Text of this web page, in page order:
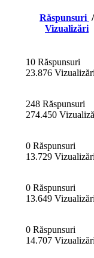
Răspunsuri /
Vizualizări
10 Răspunsuri
23.876 Vizualizări
248 Răspunsuri
274.450
0 Răspunsuri
13.729 Vizualizări
0 Răspunsuri
13.649 Vizualizări
0 Răspunsuri
14.707 Vizualizări